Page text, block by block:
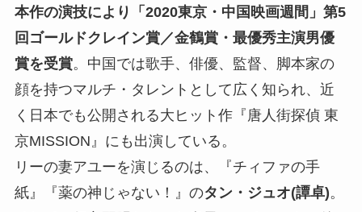
本作の演技により「2020東京・中国映画週間」第5
回ゴールドクレイン賞／金鶴賞・最優秀主演男優
賞を受賞。中国では歌手、俳優、監督、脚本家の
顔を持つマルチ・タレントとして広く知られ、近
く日本でも公開される大ヒット作『唐人街探偵 東
京MISSION』にも出演している。
リーの妻アユーを演じるのは、『チィファの手
紙』『薬の神じゃない！』のタン・ジュオ(譚卓)。